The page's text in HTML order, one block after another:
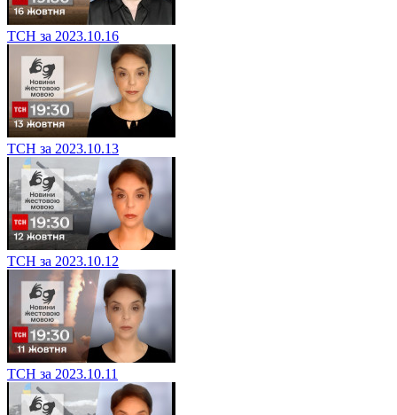
ТСН за 2023.10.16
ТСН за 2023.10.13
ТСН за 2023.10.12
ТСН за 2023.10.11